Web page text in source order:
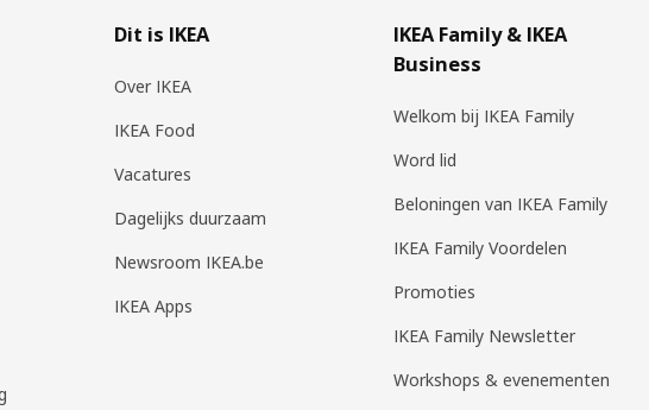
Dit is IKEA
Over IKEA
IKEA Food
Vacatures
Dagelijks duurzaam
Newsroom IKEA.be
IKEA Apps
IKEA Family & IKEA
Business
Welkom bij IKEA Family
Word lid
Beloningen van IKEA Family
IKEA Family Voordelen
Promoties
IKEA Family Newsletter
Workshops & evenementen